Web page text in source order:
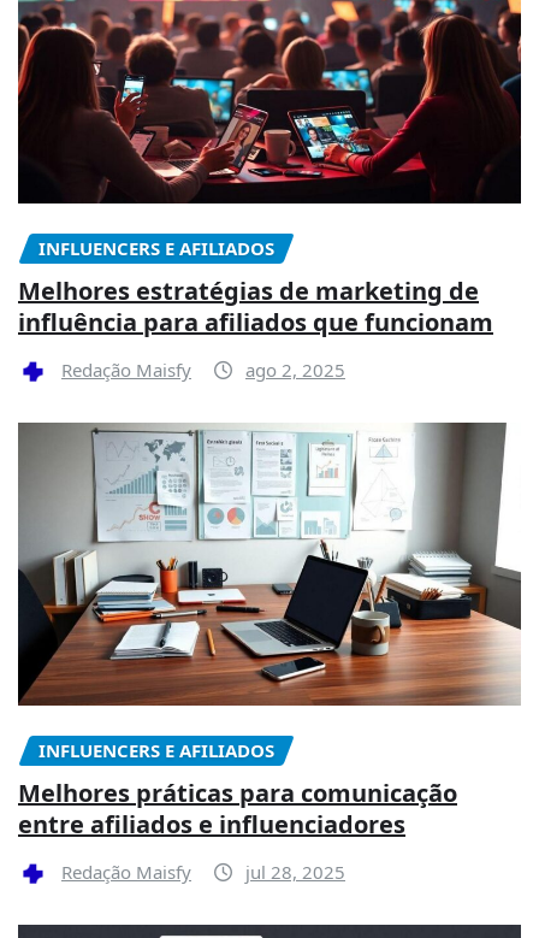
INFLUENCERS E AFILIADOS
Melhores estratégias de marketing de
influência para afiliados que funcionam
Redação Maisfy ago 2, 2025
INFLUENCERS E AFILIADOS
Melhores práticas para comunicação
entre afiliados e influenciadores
Redação Maisfy jul 28, 2025